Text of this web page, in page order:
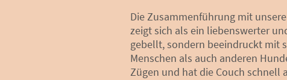
Die Zusammenführung mit
zeigt sich als ein liebenswerter
gebellt, sondern beeindruckt mit
Menschen als auch anderen
Zügen und hat die Couch schnell